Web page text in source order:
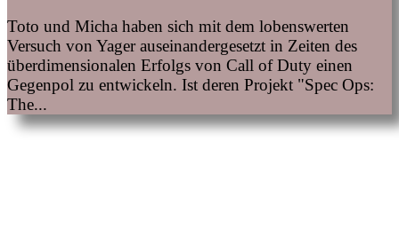
Toto und Micha haben sich mit dem lobenswerten
Versuch von Yager auseinandergesetzt in Zeiten des
überdimensionalen Erfolgs von Call of Duty einen
Gegenpol zu entwickeln. Ist deren Projekt "Spec Ops:
The...